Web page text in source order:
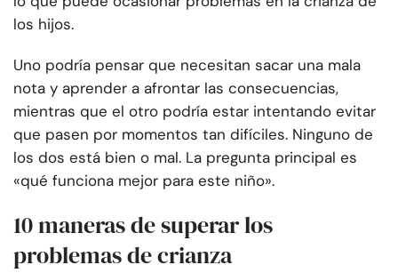
los hijos.
Uno podría pensar que necesitan sacar una mala
nota y aprender a afrontar las consecuencias,
mientras que el otro podría estar intentando evitar
que pasen por momentos tan difíciles. Ninguno de
los dos está bien o mal. La pregunta principal es
«qué funciona mejor para este niño».
10 maneras de superar los
problemas de crianza